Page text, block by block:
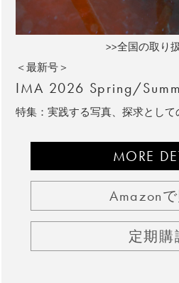
>>全国の取り
＜最新号＞
IMA 2026 Spring/
特集：実践する写真、探求として
MORE
Amazon
定期購